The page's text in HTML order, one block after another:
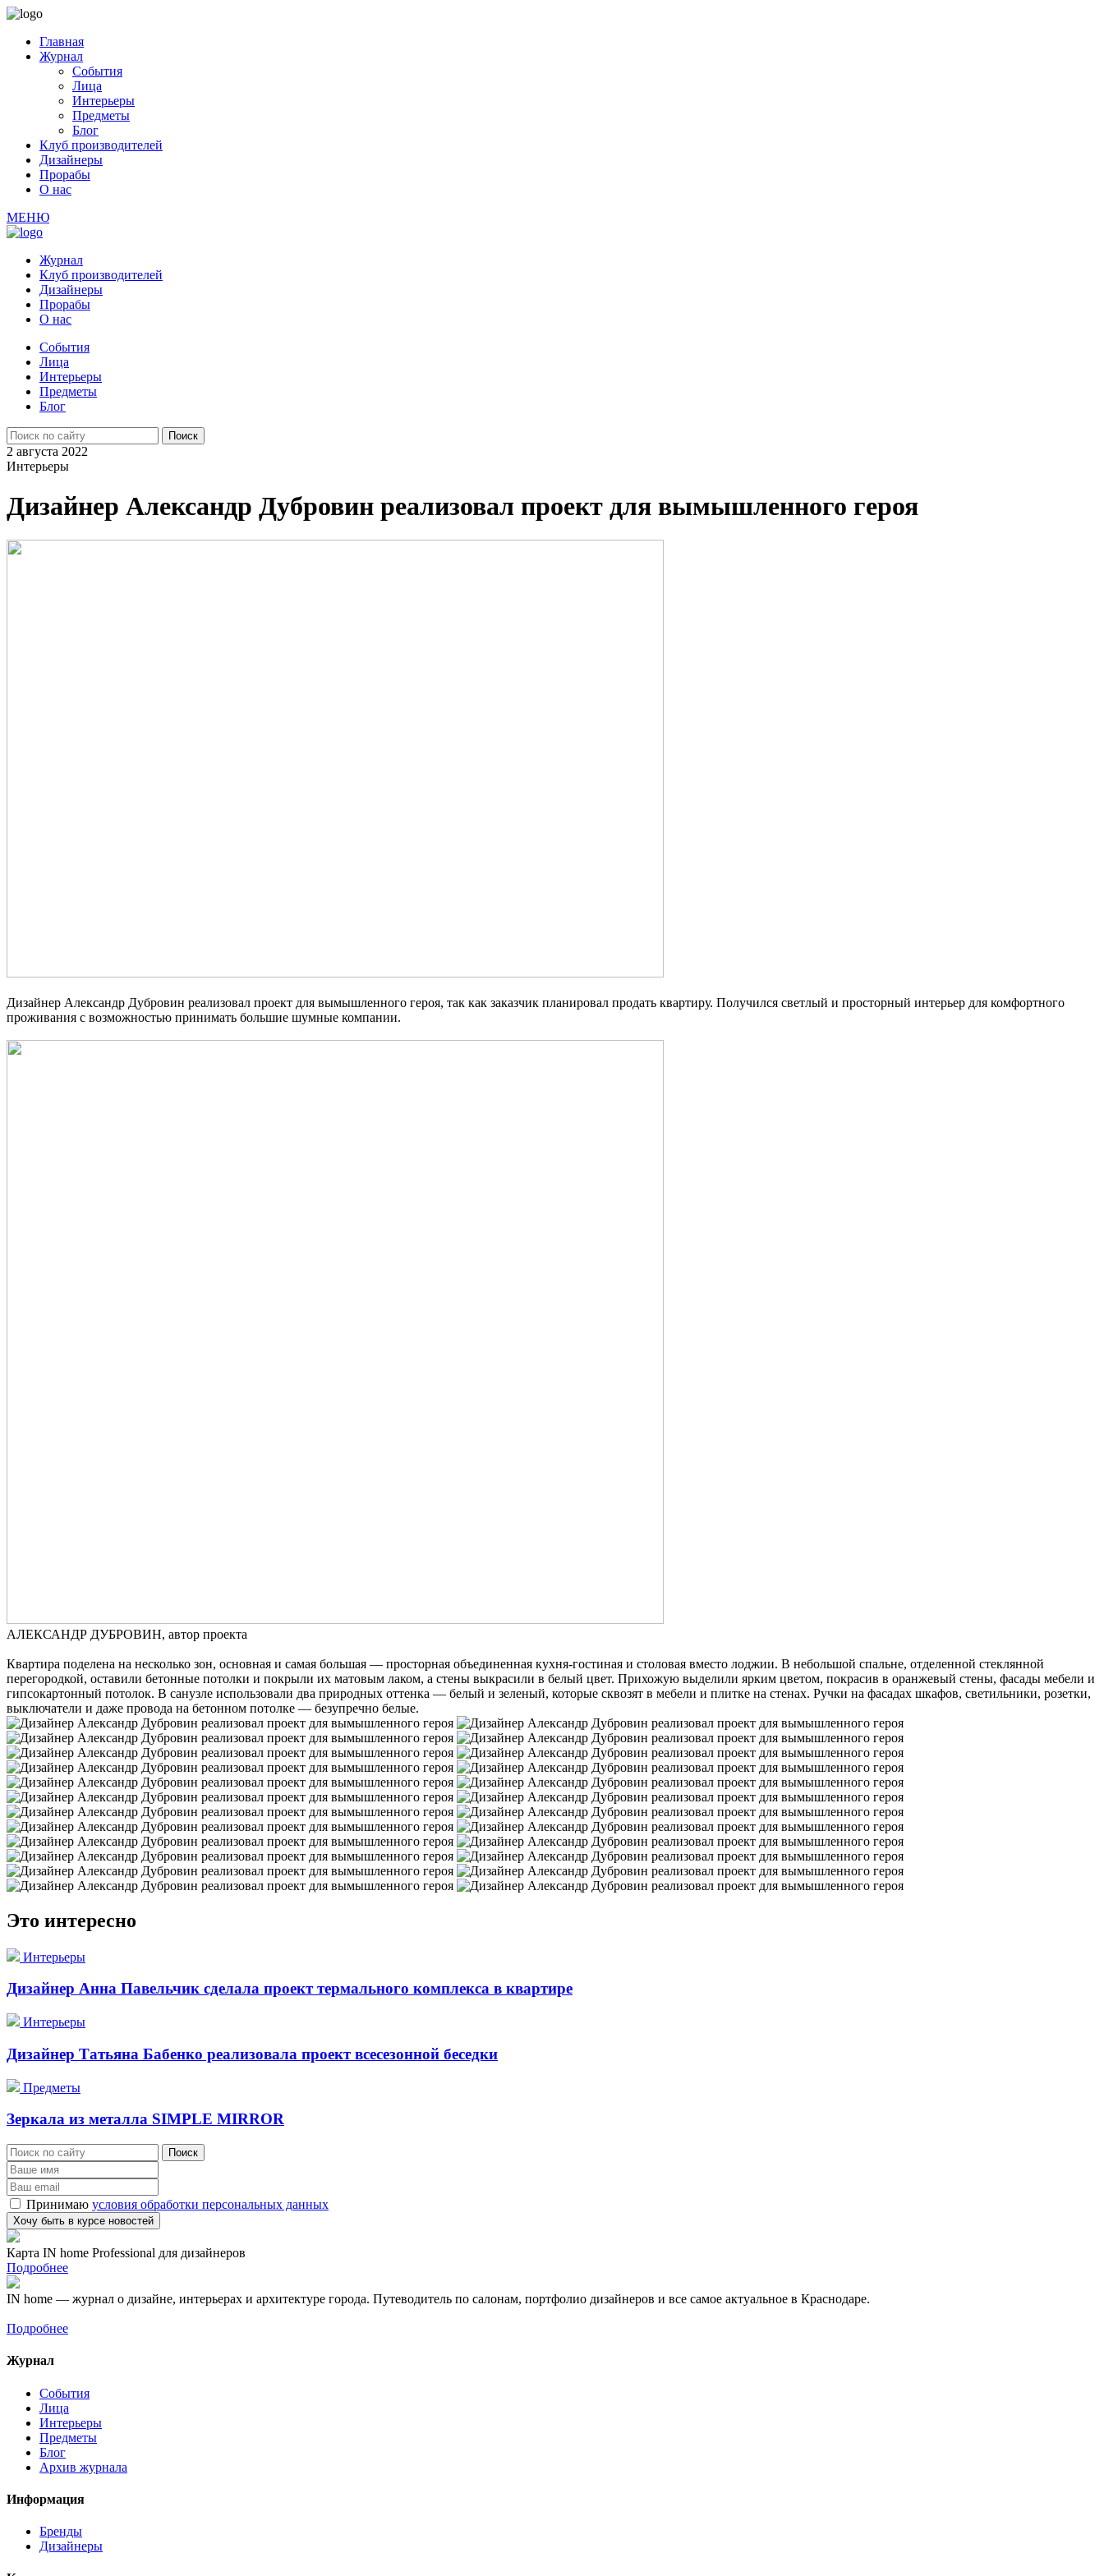
Главная
Журнал
События
Лица
Интерьеры
Предметы
Блог
Клуб производителей
Дизайнеры
Прорабы
О нас
МЕНЮ
Журнал
Клуб производителей
Дизайнеры
Прорабы
О нас
События
Лица
Интерьеры
Предметы
Блог
2 августа 2022
Интерьеры
Дизайнер Александр Дубровин реализовал проект для вымышленного героя
Дизайнер Александр Дубровин реализовал проект для вымышленного героя, так как заказчик планировал продать квартиру. Получился светлый и просторный интерьер для комфортного
проживания с возможностью принимать большие шумные компании.
АЛЕКСАНДР ДУБРОВИН, автор проекта
Квартира поделена на несколько зон, основная и самая большая — просторная объединенная кухня-гостиная и столовая вместо лоджии. В небольшой спальне, отделенной стеклянной
перегородкой, оставили бетонные потолки и покрыли их матовым лаком, а стены выкрасили в белый цвет. Прихожую выделили ярким цветом, покрасив в оранжевый стены, фасады мебели и
гипсокартонный потолок. В санузле использовали два природных оттенка — белый и зеленый, которые сквозят в мебели и плитке на стенах. Ручки на фасадах шкафов, светильники, розетки,
выключатели и даже провода на бетонном потолке — безупречно белые.
Это интересно
Интерьеры
Дизайнер Анна Павельчик сделала проект термального комплекса в квартире
Интерьеры
Дизайнер Татьяна Бабенко реализовала проект всесезонной беседки
Предметы
Зеркала из металла SIMPLE MIRROR
Принимаю условия обработки персональных данных
Карта IN home Professional для дизайнеров
Подробнее
IN home — журнал о дизайне, интерьерах и архитектуре города. Путеводитель по салонам, портфолио дизайнеров и все самое актуальное в Краснодаре.
Подробнее
Журнал
События
Лица
Интерьеры
Предметы
Блог
Архив журнала
Информация
Бренды
Дизайнеры